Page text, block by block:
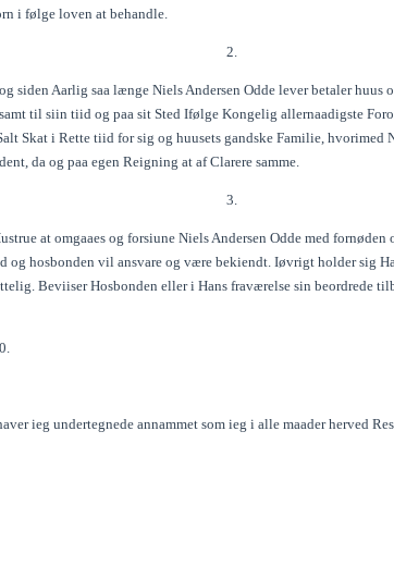
i følge loven at behandle.
2.
siden Aarlig saa længe Niels Andersen Odde lever betaler huus
til siin tiid og paa sit Sted Ifølge Kongelig allernaadigste
Skat i Rette tiid for sig og huusets gandske Familie, hvorimed
da og paa egen Reigning at af Clarere samme.
3.
at omgaaes og forsiune Niels Andersen Odde med
og hosbonden vil ansvare og være bekiendt. Iøvrigt holder sig
Beviiser Hosbonden eller i Hans fraværelse sin beordrede
ieg undertegnede annammet som ieg i alle maader herved